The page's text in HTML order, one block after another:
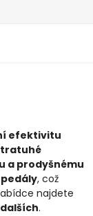
efektivitu
a prodyšnému
, což
najdete
dalších.